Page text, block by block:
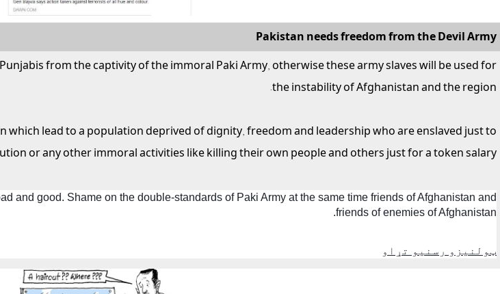
Pakistan needs freedom from the Devil Army
from the captivity of the immoral Paki Army, otherwise these army slaves will be used for
the instability of Afghanistan and the region.
which lead to a population deprived of dignity, freedom and leadership who are enslaved just to
or any other immoral activities like killing their own people and others just for a token salary.
and good. Shame on the double-standards of Paki Army at the same time friends of Afghanistan and
friends of enemies of Afghanistan.
ټولنيزو رسنيو تړاو